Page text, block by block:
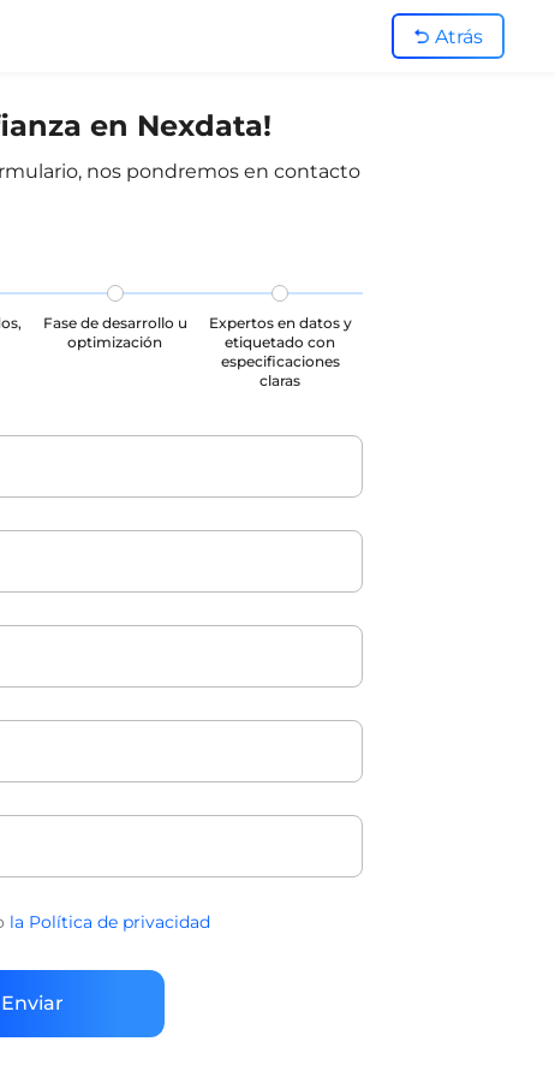
Atrás
en Nexdata!
nos pondremos en contacto
Fase de desarrollo u
optimización
Expertos en datos y
etiquetado con
especificaciones
claras
la Política de privacidad
Enviar